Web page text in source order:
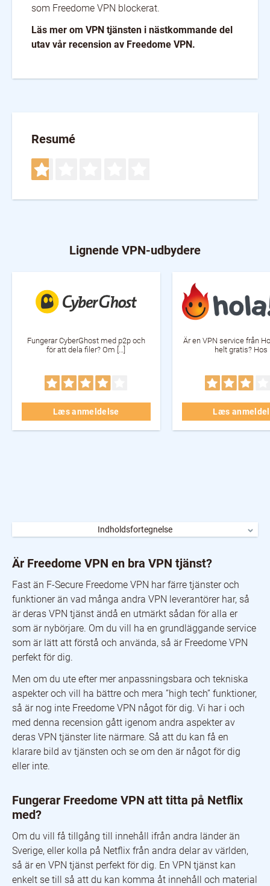
som Freedome VPN blockerat.
Läs mer om VPN tjänsten i nästkommande del
utav vår recension av Freedome VPN.
Resumé
Lignende VPN-udbydere
Fungerar CyberGhost med p2p och
för att dela filer? Om […]
Læs anmeldelse
Är en VPN service från
helt gratis? Hos
Læs
Indholdsfortegnelse
Har F Secure Freedome en strikt noll loggnings policy?
Vilket pris gäller för deras VPN produkter?
Har F Secure Freedome VPN en bra support?
Är Freedome VPN en bra VPN tjänst?
Fast än F-Secure Freedome VPN har färre tjänster och
funktioner än vad många andra VPN leverantörer har, så
är deras VPN tjänst ändå en utmärkt sådan för alla er
som är nybörjare. Om du vill ha en grundläggande service
som är lätt att förstå och använda, så är Freedome VPN
perfekt för dig.
Men om du ute efter mer anpassningsbara och tekniska
aspekter och vill ha bättre och mera ”high tech” funktioner,
så är nog inte Freedome VPN något för dig. Vi har i och
med denna recension gått igenom andra aspekter av
deras VPN tjänster lite närmare. Så att du kan få en
klarare bild av tjänsten och se om den är något för dig
eller inte.
Fungerar Freedome VPN att titta på Netflix
med?
Om du vill få tillgång till innehåll ifrån andra länder än
Sverige, eller kolla på Netflix från andra delar av världen,
så är en VPN tjänst perfekt för dig. En VPN tjänst kan
enkelt se till så att du kan komma åt innehåll och material